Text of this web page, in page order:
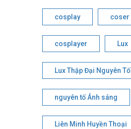
cosplay coser
cosplayer Lux
Lux Thập Đại Nguyên Tố
nguyên tố Ánh sáng
Liên Minh Huyền Thoại